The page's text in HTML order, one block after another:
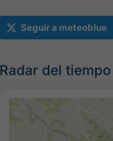
Seguir a meteoblue
Radar del